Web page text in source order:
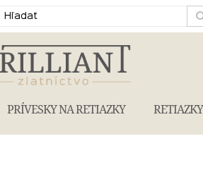
PRÍVESKY NA RETIAZKY RETIAZKY